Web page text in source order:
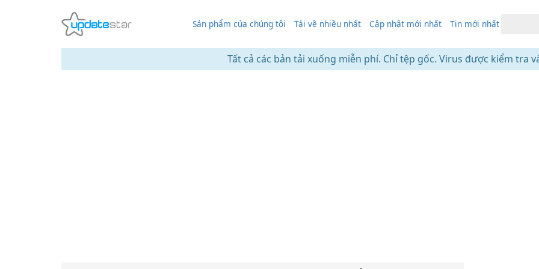
Sản phẩm của chúng tôi Tải về nhiều nhất Cập nhật mới nhất Tin mới nhất
Tất cả các bản tải xuống miễn phí. Chỉ tệp gốc. Virus được kiểm tra